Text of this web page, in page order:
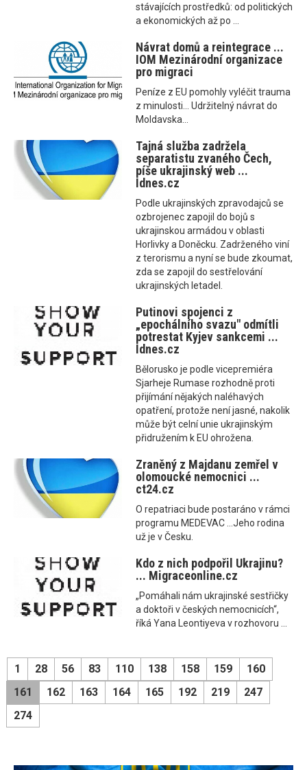
stávajících prostředků: od politických
a ekonomických až po ...
Návrat domů a reintegrace ...
IOM Mezinárodní organizace
pro migraci
Peníze z EU pomohly vyléčit trauma
z minulosti... Udržitelný návrat do
Moldavska...
Tajná služba zadržela
separatistu zvaného Čech,
píše ukrajinský web ...
Idnes.cz
Podle ukrajinských zpravodajců se
ozbrojenec zapojil do bojů s
ukrajinskou armádou v oblasti
Horlivky a Doněcku. Zadrženého viní
z terorismu a nyní se bude zkoumat,
zda se zapojil do sestřelování
ukrajinských letadel.
Putinovi spojenci z
„epochálního svazu" odmítli
potrestat Kyjev sankcemi ...
Idnes.cz
Bělorusko je podle vicepremiéra
Sjarheje Rumase rozhodně proti
přijímání nějakých naléhavých
opatření, protože není jasné, nakolik
může být celní unie ukrajinským
přidružením k EU ohrožena.
Zraněný z Majdanu zemřel v
olomoucké nemocnici ...
ct24.cz
O repatriaci bude postaráno v rámci
programu MEDEVAC ...Jeho rodina
už je v Česku.
Kdo z nich podpořil Ukrajinu?
... Migraceonline.cz
„Pomáhali nám ukrajinské sestřičky
a doktoři v českých nemocnicích“,
říká Yana Leontiyeva v rozhovoru ...
1 28 56 83 110 138 158 159
160
161
162 163 164 165 192 219
247
274